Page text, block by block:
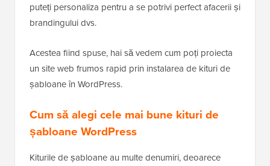
puteți personaliza pentru a se potrivi perfect afacerii și
brandingului dvs.
Acestea fiind spuse, hai să vedem cum poți proiecta
un site web frumos rapid prin instalarea de kituri de
șabloane în WordPress.
Cum să alegi cele mai bune kituri de
șabloane WordPress
Kiturile de șabloane au multe denumiri, deoarece